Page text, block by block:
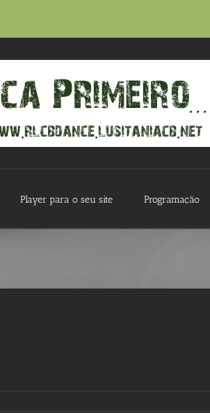
Player para o seu site Programação